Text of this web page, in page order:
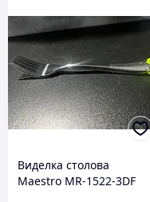
Виделка столова
Maestro MR-1522-3DF